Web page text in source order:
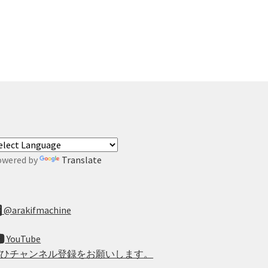
by Translate
@arakifmachine
YouTube
チャンネル登録をお願いします。